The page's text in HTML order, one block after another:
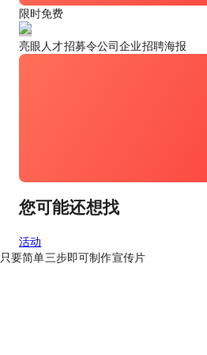
限时免费
亮眼人才招募令公司企业招聘海报
您可能还想找
活动
只要简单三步即可制作宣传片